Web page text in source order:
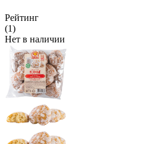
Рейтинг
(1)
Нет в наличии